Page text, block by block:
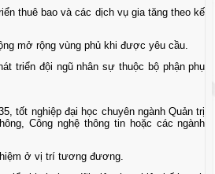
thuê bao và các dịch vụ gia tăng theo kế
mở rộng vùng phủ khi được yêu cầu.
triển đội ngũ nhân sự thuộc bộ phận phụ
tốt nghiệp đại học chuyên ngành Quản trị
Công nghệ thông tin hoặc các ngành
ở vị trí tương đương.